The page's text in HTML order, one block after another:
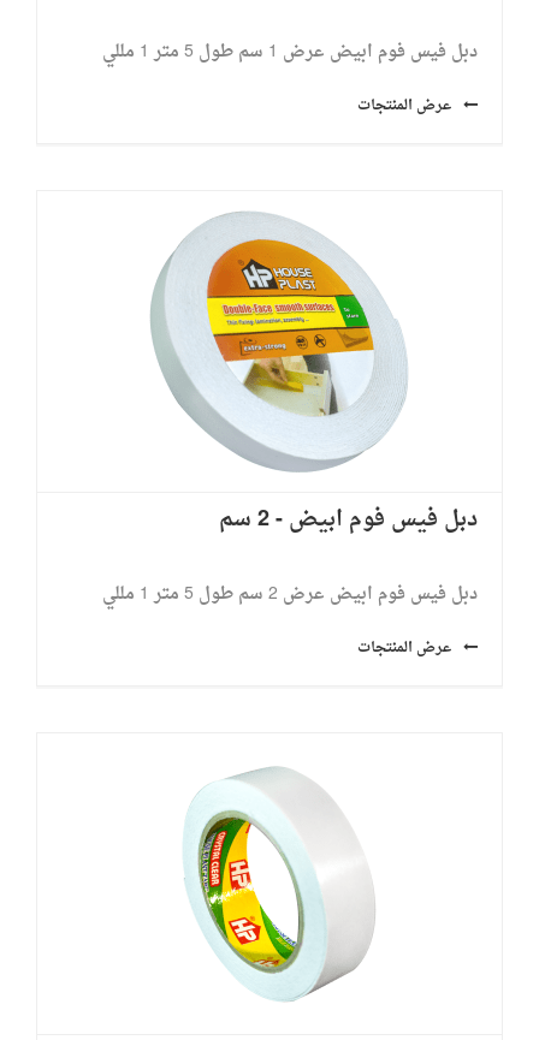
دبل فيس فوم ابيض عرض 1 سم طول 5 متر ​1 مللي
عرض المنتجات
دبل فيس فوم ابيض - 2 سم
دبل فيس فوم ابيض عرض 2 سم طول 5 متر ​1 مللي
عرض المنتجات